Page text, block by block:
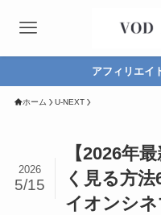
アフィリエイ
ホーム U-NEXT
【2026年
く見る方
イオンシネ
2026
5/15